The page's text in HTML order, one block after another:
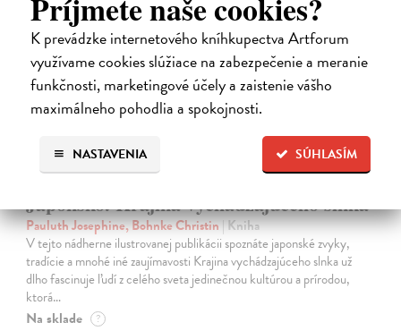
K prevádzke internetového kníhkupectva Artforum
využívame cookies slúžiace na zabezpečenie a meranie
funkčnosti, marketingové účely a zaistenie vášho
maximálneho pohodlia a spokojnosti.
SÚHLASÍM
NASTAVENIA
na sklade
Japonsko. Krajina vychádzajúceho slnka
Pauluth Josephine, Bohnke Christin| Kniha
V tejto nádherne ilustrovanej publikácii spoznáte japonské zvyky,
tradície a mnohé iné zaujímavosti Krajina vychádzajúceho slnka už
dlho fascinuje ľudí z celého sveta jedinečnou kultúrou a prírodou,
ktorá…
Na sklade ?